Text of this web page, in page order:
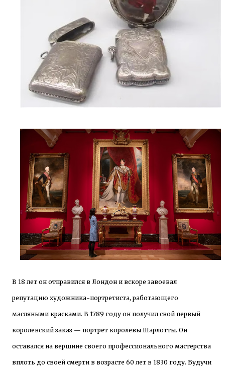
В 18 лет он отправился в Лондон и вскоре завоевал
репутацию художника-портретиста, работающего
масляными красками. В 1789 году он получил свой первый
королевский заказ — портрет королевы Шарлотты. Он
оставался на вершине своего профессионального мастерства
вплоть до своей смерти в возрасте 60 лет в 1830 году. Будучи